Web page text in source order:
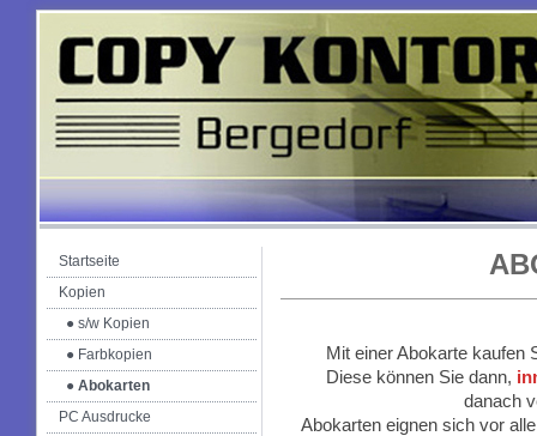
Startseite
Kopien
● s/w Kopien
● Farbkopien
● Abokarten
PC Ausdrucke
Mit einer Abokarte kaufen
Diese können Sie dann,
danach
Abokarten eignen sich vor